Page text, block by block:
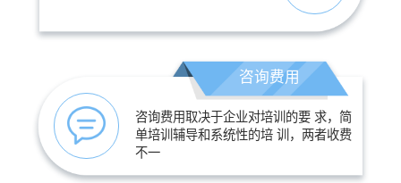
咨询费用
咨询费用取决于企业对培训的要 求，简
单培训辅导和系统性的培 训，两者收费
不一